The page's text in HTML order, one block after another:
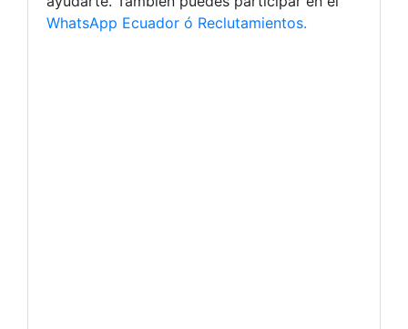
WhatsApp Ecuador ó Reclutamientos.